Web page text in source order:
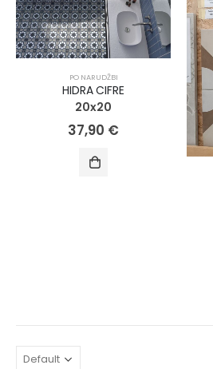
PO NARUDŽBI
HIDRA CIFRE
20x20
37,90 €